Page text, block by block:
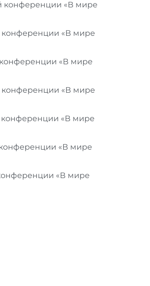
конференции «В мире
конференции «В мире
«В мире
конференции «В мире
конференции «В мире
«В мире
«В мире